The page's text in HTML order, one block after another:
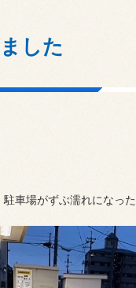
した
車場がずぶ濡れになった